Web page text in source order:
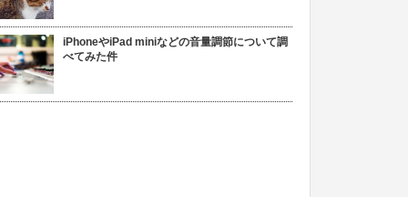
iPhoneやiPad miniなどの音量調節について調
べてみた件